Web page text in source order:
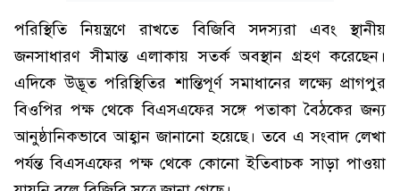
পরিস্থিতি নিয়ন্ত্রণে রাখতে বিজিবি সদস্যরা এবং স্থানীয়
জনসাধারণ সীমান্ত এলাকায় সতর্ক অবস্থান গ্রহণ করেছেন।
এদিকে উদ্ভূত পরিস্থিতির শান্তিপূর্ণ সমাধানের লক্ষ্যে প্রাগপুর
বিওপির পক্ষ থেকে বিএসএফের সঙ্গে পতাকা বৈঠকের জন্য
আনুষ্ঠানিকভাবে আহ্বান জানানো হয়েছে। তবে এ সংবাদ লেখা
পর্যন্ত বিএসএফের পক্ষ থেকে কোনো ইতিবাচক সাড়া পাওয়া